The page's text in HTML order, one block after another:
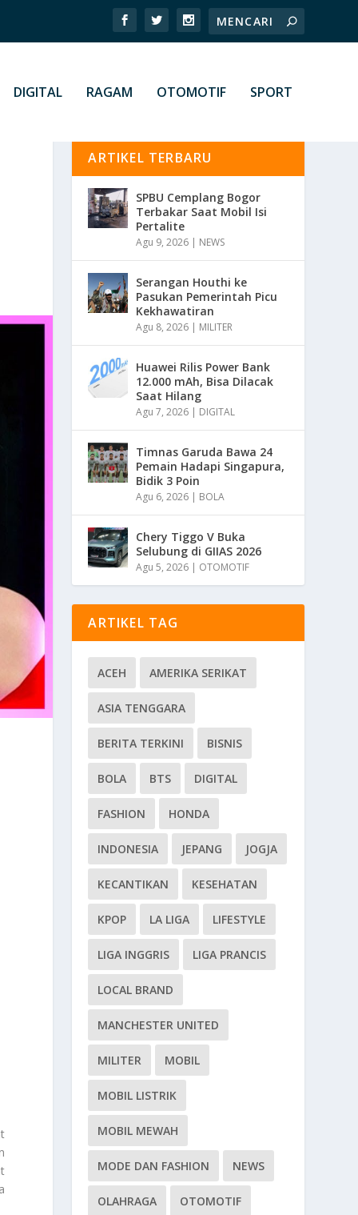
DIGITAL RAGAM OTOMOTIF SPORT
ARTIKEL TERBARU
SPBU Cemplang Bogor
Terbakar Saat Mobil Isi
Pertalite
Agu 9, 2026 | NEWS
Serangan Houthi ke
Pasukan Pemerintah Picu
Kekhawatiran
Agu 8, 2026 | MILITER
Huawei Rilis Power Bank
12.000 mAh, Bisa Dilacak
Saat Hilang
Agu 7, 2026 | DIGITAL
Timnas Garuda Bawa 24
Pemain Hadapi Singapura,
Bidik 3 Poin
Agu 6, 2026 | BOLA
Chery Tiggo V Buka
Selubung di GIIAS 2026
Agu 5, 2026 | OTOMOTIF
ARTIKEL TAG
ACEH AMERIKA SERIKAT
ASIA TENGGARA
BERITA TERKINI BISNIS
BOLA BTS DIGITAL
FASHION HONDA
INDONESIA JEPANG JOGJA
KECANTIKAN KESEHATAN
KPOP LA LIGA LIFESTYLE
LIGA INGGRIS LIGA PRANCIS
LOCAL BRAND
MANCHESTER UNITED
MILITER MOBIL
MOBIL LISTRIK
MOBIL MEWAH
MODE DAN FASHION NEWS
OLAHRAGA OTOMOTIF